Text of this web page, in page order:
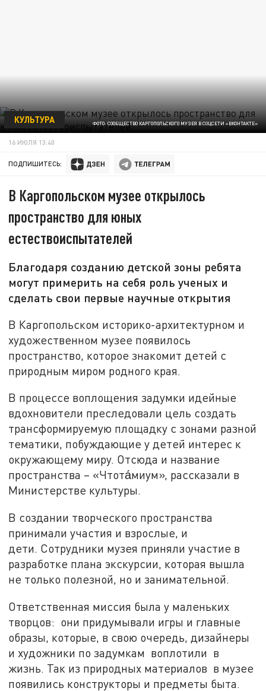
ФОТО: СООБЩЕСТВО КАРГОПОЛЬСКОГО МУЗЕЯ В СОЦСЕТИ «ВКОНТАКТЕ»
КУЛЬТУРА
16 ИЮЛЯ 13:40
ПОДПИШИТЕСЬ:
В Каргопольском музее открылось
пространство для юных
естествоиспытателей
Благодаря созданию детской зоны ребята
могут примерить на себя роль ученых и
сделать свои первые научные открытия
В Каргопольском историко-архитектурном и
художественном музее появилось
пространство, которое знакомит детей с
природным миром родного края.
В процессе воплощения задумки идейные
вдохновители преследовали цель создать
трансформируемую площадку с зонами разной
тематики, побуждающие у детей интерес к
окружающему миру. Отсюда и название
пространства – «Чтота́миум», рассказали в
Министерстве культуры.
В создании творческого пространства
принимали участия и взрослые, и
дети. Сотрудники музея приняли участие в
разработке плана экскурсии, которая вышла
не только полезной, но и занимательной.
Ответственная миссия была у маленьких
творцов: они придумывали игры и главные
образы, которые, в свою очередь, дизайнеры
и художники по задумкам воплотили в
жизнь. Так из природных материалов в музее
появились конструкторы и предметы быта.